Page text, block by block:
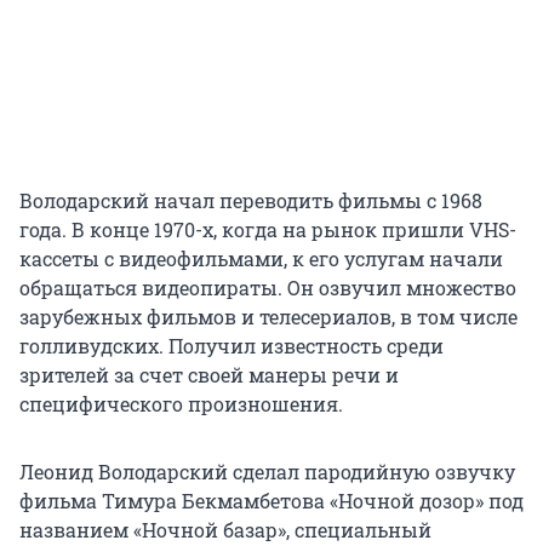
Володарский начал переводить фильмы с 1968
года. В конце 1970-х, когда на рынок пришли VHS-
кассеты с видеофильмами, к его услугам начали
обращаться видеопираты. Он озвучил множество
зарубежных фильмов и телесериалов, в том числе
голливудских. Получил известность среди
зрителей за счет своей манеры речи и
специфического произношения.
Леонид Володарский сделал пародийную озвучку
фильма Тимура Бекмамбетова «Ночной дозор» под
названием «Ночной базар», специальный